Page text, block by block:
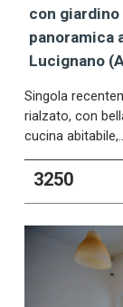
con
panoramica
Lucignano
Singola
rialzato, con
cucina abitabile,…
3250